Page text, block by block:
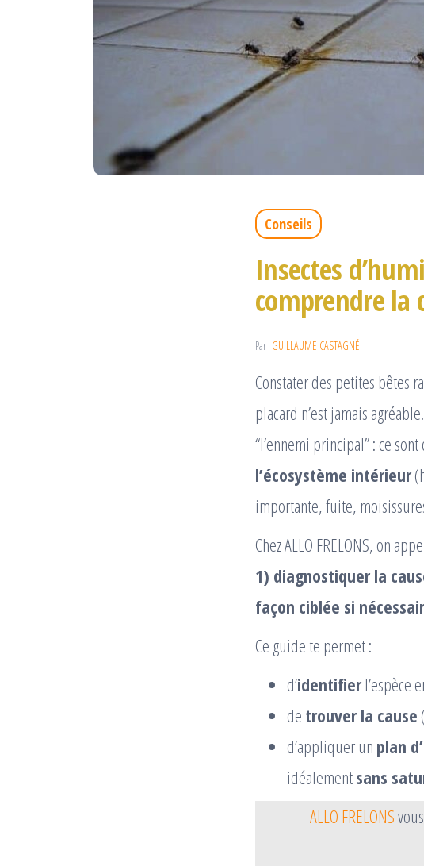
Conseils
Insectes
comprendre la
Par GUILLAUME CASTAGNÉ
Constater des petites bêtes
placard n’est jamais
“l’ennemi principal” : ce sont
l’écosystème intérieur
importante, fuite,
Chez ALLO FRELONS, on
1) diagnostiquer la
façon ciblée si
Ce guide te permet :
d’identifier l’espèce
de trouver la cause
d’appliquer un plan
idéalementsans
ALLO FRELONS